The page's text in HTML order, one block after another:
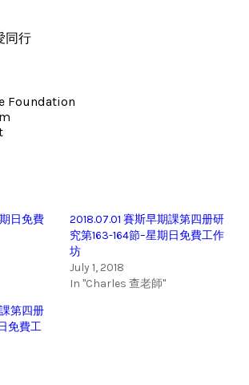
同行
Foundation
日免費
2018.07.01 賽斯早期課第四册研
究第163-164節–星期日免費工作
坊
July 1, 2018
In "Charles 查老師"
第四册
免費工